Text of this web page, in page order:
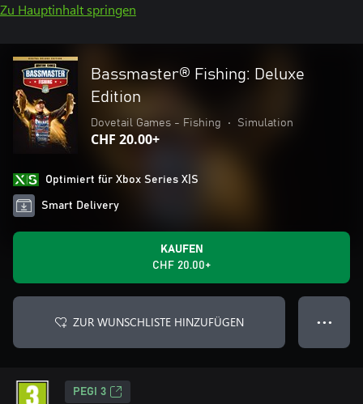
Zu Hauptinhalt springen
Bassmaster® Fishing: Deluxe
Edition
Dovetail Games - Fishing • Simulation
CHF 20.00+
Optimiert für Xbox Series X|S
Smart Delivery
KAUFEN
CHF 20.00+
ZUR WUNSCHLISTE HINZUFÜGEN ● ● ●
PEGI 3